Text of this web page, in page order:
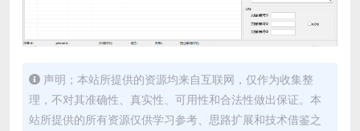
声明；本站所提供的资源均来自互联网，仅作为收集整
理，不对其准确性、真实性、可用性和合法性做出保证。本
站所提供的所有资源仅供学习参考、思路扩展和技术借鉴之